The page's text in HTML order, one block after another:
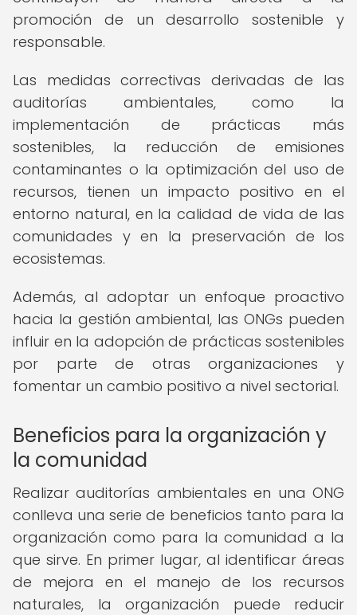
promoción de un desarrollo sostenible y
responsable.
Las medidas correctivas derivadas de las
auditorías ambientales, como la
implementación de prácticas más
sostenibles, la reducción de emisiones
contaminantes o la optimización del uso de
recursos, tienen un impacto positivo en el
entorno natural, en la calidad de vida de las
comunidades y en la preservación de los
ecosistemas.
Además, al adoptar un enfoque proactivo
hacia la gestión ambiental, las ONGs pueden
influir en la adopción de prácticas sostenibles
por parte de otras organizaciones y
fomentar un cambio positivo a nivel sectorial.
Beneficios para la organización y
la comunidad
Realizar auditorías ambientales en una ONG
conlleva una serie de beneficios tanto para la
organización como para la comunidad a la
que sirve. En primer lugar, al identificar áreas
de mejora en el manejo de los recursos
naturales, la organización puede reducir